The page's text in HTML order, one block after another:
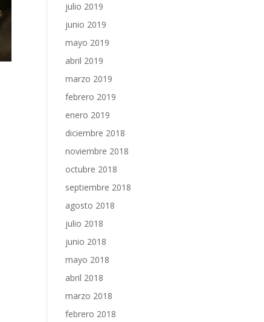
julio 2019
junio 2019
mayo 2019
abril 2019
marzo 2019
febrero 2019
enero 2019
diciembre 2018
noviembre 2018
octubre 2018
septiembre 2018
agosto 2018
julio 2018
junio 2018
mayo 2018
abril 2018
marzo 2018
febrero 2018